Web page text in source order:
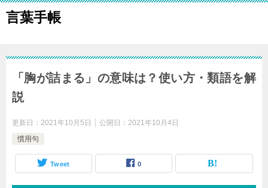
言葉手帳
「胸が詰まる」の意味は？使い方・類語を解
説
更新日： 2021年10月5日 公開日： 2021年10月4日
慣用句
Tweet 0